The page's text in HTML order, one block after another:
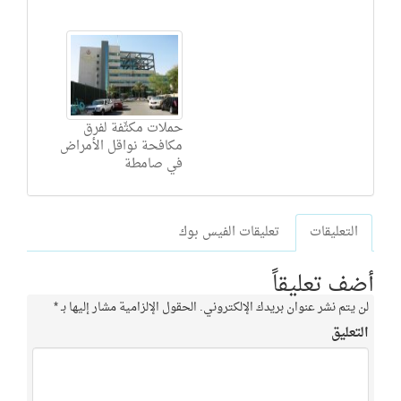
حملات مكثّفة لفرق
مكافحة نواقل الأمراض
في صامطة
التعليقات تعليقات الفيس بوك
أضف تعليقاً
لن يتم نشر عنوان بريدك الإلكتروني. الحقول الإلزامية مشار إليها بـ*
التعليق